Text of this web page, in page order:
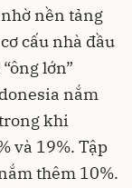
nền tảng
cấu nhà đầu
lớn”
nắm
khi
và 19%. Tập
thêm 10%.